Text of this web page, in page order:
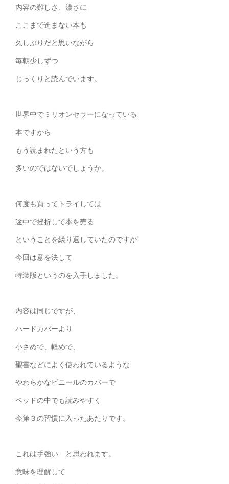
内容の難しさ、濃さに
ここまで進まない本も
久しぶりだと思いながら
毎朝少しずつ
じっくりと読んでいます。
世界中でミリオンセラーになっている
本ですから
もう読まれたという方も
多いのではないでしょうか。
何度も買ってトライしては
途中で挫折して本を売る
ということを繰り返していたのですが
今回は意を決して
特装版というのを入手しました。
内容は同じですが、
ハードカバーより
小さめで、軽めで、
聖書などによく使われているような
やわらかなビニールのカバーで
ベッドの中でも読みやすく
今第３の習慣に入ったあたりです。
これは手強い と思われます。
意味を理解して